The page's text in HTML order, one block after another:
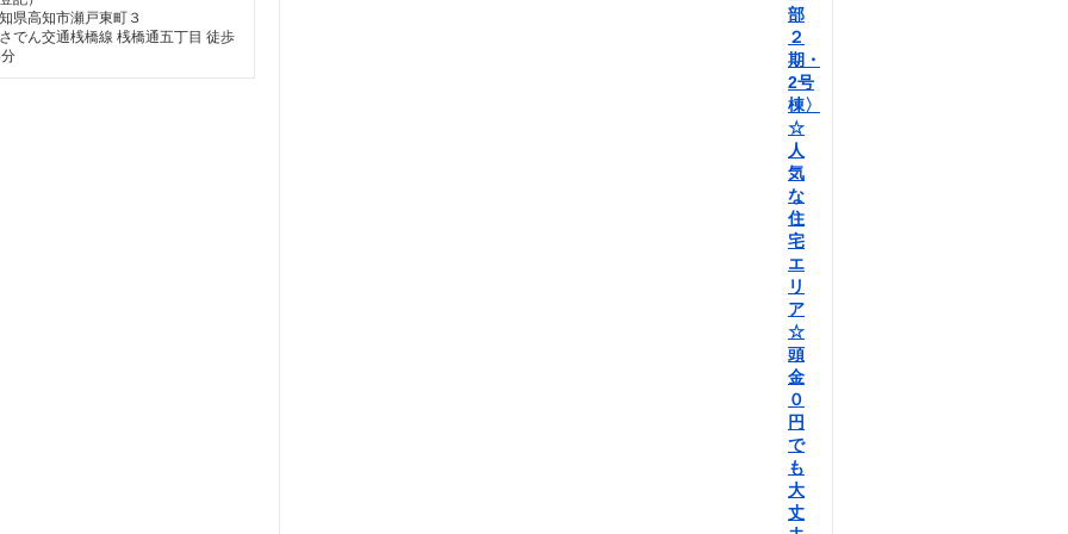
県高知市瀬戸東町３
でん交通桟橋線 桟橋通五丁目 徒歩
部
２
期・
2号
棟〉
☆
人
気
な
住
宅
エ
リ
ア
☆
頭
金
０
円
で
も
大
丈